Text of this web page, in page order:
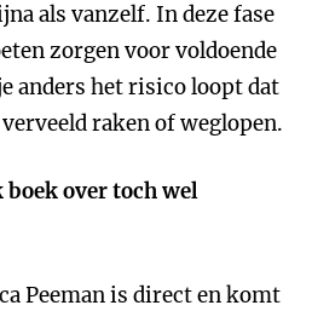
als vanzelf. In deze fase
zorgen voor voldoende
anders het risico loopt dat
raken of weglopen.
over toch wel
Peeman is direct en komt